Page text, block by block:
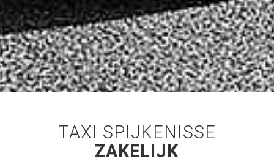
TAXI SPIJKENISSE
ZAKELIJK